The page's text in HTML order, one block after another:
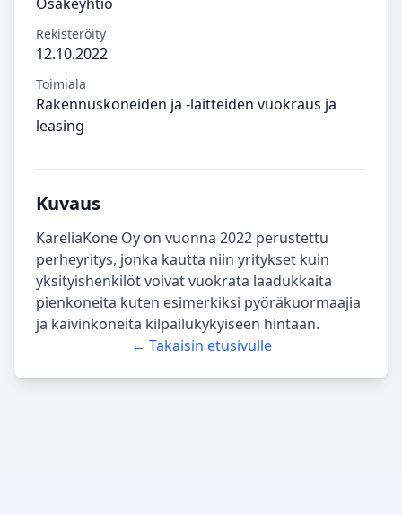
Rekisteröity
12.10.2022
Toimiala
Rakennuskoneiden ja -laitteiden vuokraus ja
leasing
Kuvaus
KareliaKone Oy on vuonna 2022 perustettu
perheyritys, jonka kautta niin yritykset kuin
yksityishenkilöt voivat vuokrata laadukkaita
pienkoneita kuten esimerkiksi pyöräkuormaajia
ja kaivinkoneita kilpailukykyiseen hintaan.
← Takaisin etusivulle